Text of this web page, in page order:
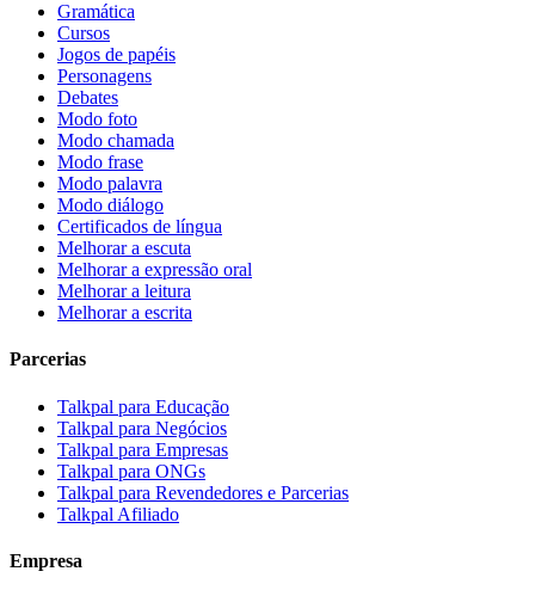
Gramática
Cursos
Jogos de papéis
Personagens
Debates
Modo foto
Modo chamada
Modo frase
Modo palavra
Modo diálogo
Certificados de língua
Melhorar a escuta
Melhorar a expressão oral
Melhorar a leitura
Melhorar a escrita
Parcerias
Talkpal para Educação
Talkpal para Negócios
Talkpal para Empresas
Talkpal para ONGs
Talkpal para Revendedores e Parcerias
Talkpal Afiliado
Empresa